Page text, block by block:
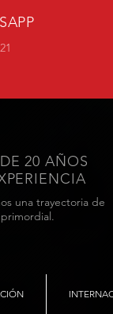
20 AÑOS
una trayectoria de